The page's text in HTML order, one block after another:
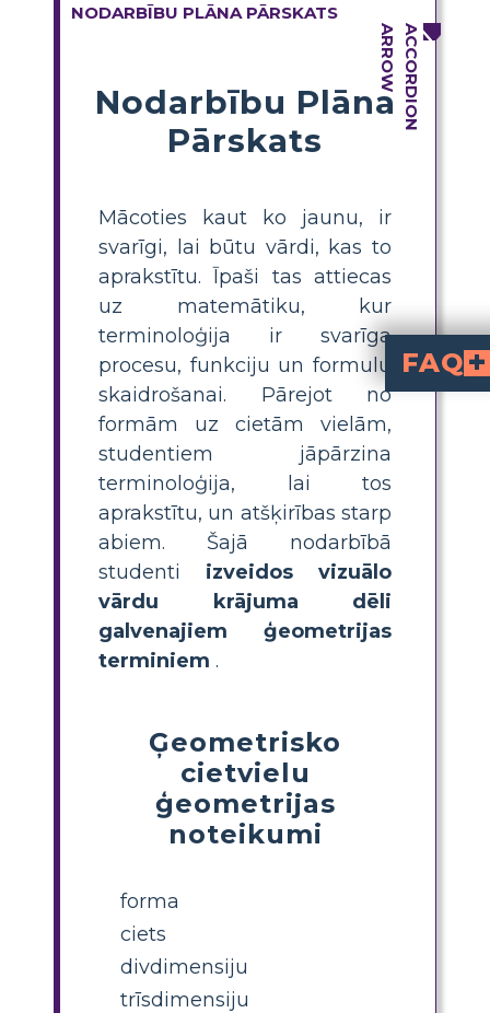
NODARBĪBU PLĀNA PĀRSKATS
Nodarbību Plāna
Pārskats
Mācoties kaut ko jaunu, ir
svarīgi, lai būtu vārdi, kas to
aprakstītu. Īpaši tas attiecas
uz matemātiku, kur
terminoloģija ir svarīga
procesu, funkciju un formulu
skaidrošanai. Pārejot no
formām uz cietām vielām,
studentiem jāpārzina
terminoloģija, lai tos
aprakstītu, un atšķirības starp
abiem. Šajā nodarbībā
studenti izveidos vizuālo
vārdu krājuma dēli
galvenajiem ģeometrijas
terminiem .
Ģeometrisko
cietvielu
ģeometrijas
noteikumi
forma
ciets
divdimensiju
trīsdimensiju
FAQ